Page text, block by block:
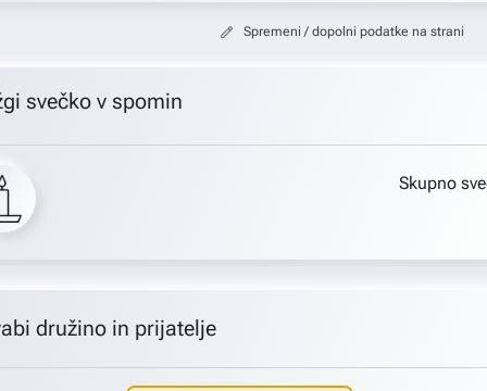
Spremeni / dopolni podatke na strani
svečko v spomin
Skupno
družino in prijatelje